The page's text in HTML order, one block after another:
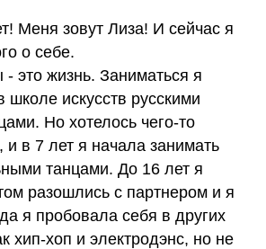
Меня зовут Лиза! И сейчас я
о себе.
это жизнь. Заниматься я
школе искусств русскими
Но хотелось чего-то
и в 7 лет я начала занимать
танцами. До 16 лет я
разошлись с партнером и я
я пробовала себя в других
хип-хоп и электродэнс, но не